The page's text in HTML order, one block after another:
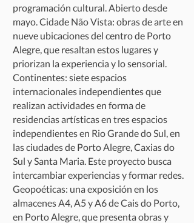
programación cultural. Abierto desde
mayo. Cidade Não Vista: obras de arte en
nueve ubicaciones del centro de Porto
Alegre, que resaltan estos lugares y
priorizan la experiencia y lo sensorial.
Continentes: siete espacios
internacionales independientes que
realizan actividades en forma de
residencias artísticas en tres espacios
independientes en Rio Grande do Sul, en
las ciudades de Porto Alegre, Caxias do
Sul y Santa Maria. Este proyecto busca
intercambiar experiencias y formar redes.
Geopoéticas: una exposición en los
almacenes A4, A5 y A6 de Cais do Porto,
en Porto Alegre, que presenta obras y